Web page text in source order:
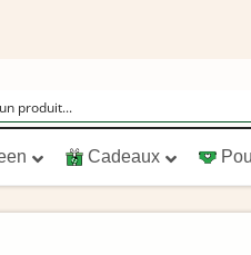
Cadeaux